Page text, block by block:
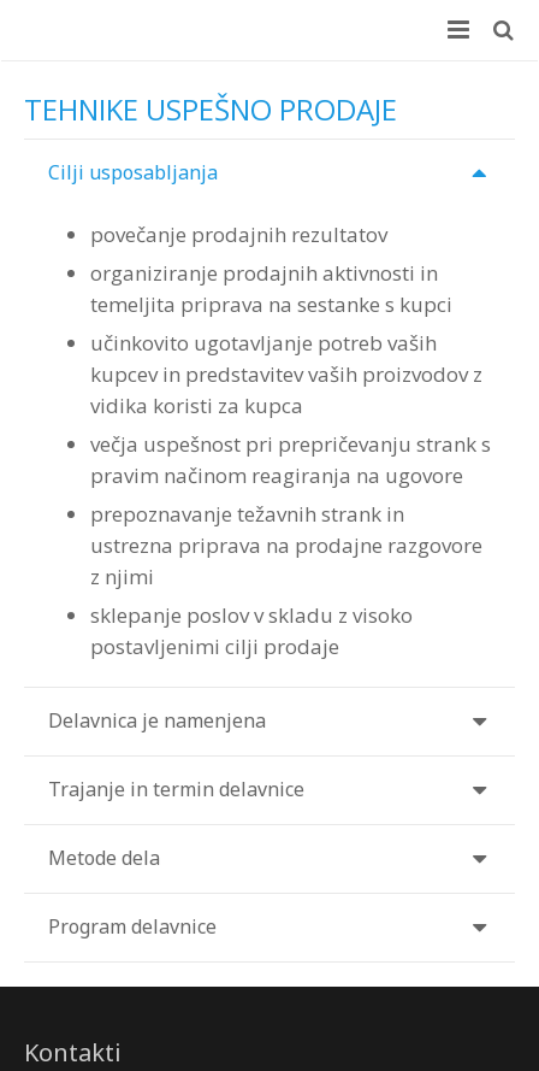
+100 Online usposabljanj
Prednosti za podjetja
Prednosti za zaposlene
Brezplačen preizkus
Wellbeing Essentials
Učni center
Koristi za podjetje
Koristi za zaposlene
Kaj vsebuje
Teme programov
Prednosti in koristi
Avdio programi po temah
Avdio programi po avtorjih
Strokovna Literatura
Reference
Delavnice
Delavnice
Različne možnosti izvedbe
Velik izbor delavnic
Program “Optimizacija timskega dela”
Veščine moderiranja za vsakogar
Coaching
Coaching
Coaching – reference
Merjenje učinkov (ROI)
ROI Boot Camp (SLO)
Prijava na delavnico ROI Boot Camp
Koristni viri ROI
ROI Week 2023
ROI “Pre-Week”
Testiranje
Ocenjevanje zaposlenih
Interplace
Program “Optimizacija timskega dela”
Contribute
Kazalci veščin
Kontakt
Kontakt
Predstavitev
Vizija in poslanstvo
TEHNIKE USPEŠNO PRODAJE
Cilji usposabljanja
povečanje prodajnih rezultatov
organiziranje prodajnih aktivnosti in
temeljita priprava na sestanke s kupci
učinkovito ugotavljanje potreb vaših
kupcev in predstavitev vaših proizvodov z
vidika koristi za kupca
večja uspešnost pri prepričevanju strank s
pravim načinom reagiranja na ugovore
prepoznavanje težavnih strank in
ustrezna priprava na prodajne razgovore
z njimi
sklepanje poslov v skladu z visoko
postavljenimi cilji prodaje
Delavnica je namenjena
Trajanje in termin delavnice
Metode dela
Program delavnice
Kontakti